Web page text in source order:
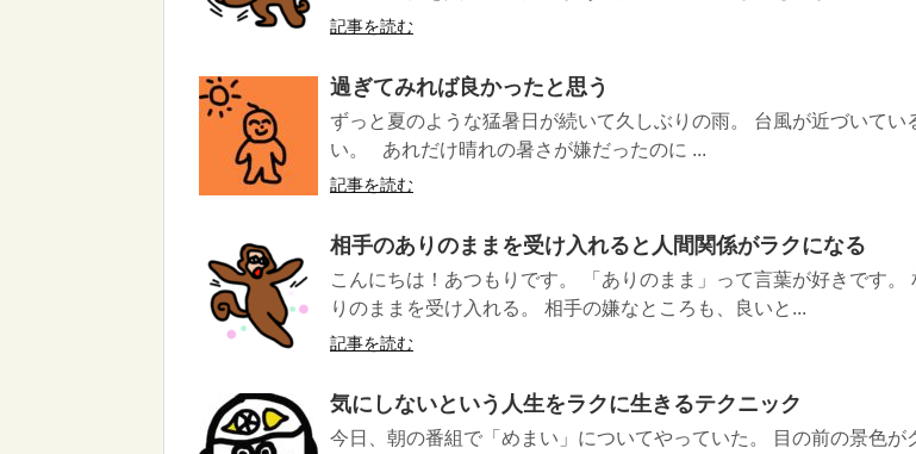
記事を読む
過ぎてみれば良かったと思う
ずっと夏のような猛暑日が続いて久しぶりの雨。 台風が近づいてい
い。 あれだけ晴れの暑さが嫌だったのに ...
記事を読む
相手のありのままを受け入れると人間関係がラクになる
こんにちは！あつもりです。 「ありのまま」って言葉が好きです。
りのままを受け入れる。 相手の嫌なところも、良いと...
記事を読む
気にしないという人生をラクに生きるテクニック
今日、朝の番組で「めまい」についてやっていた。 目の前の景色が